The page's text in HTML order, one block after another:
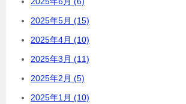
2025年5月 (15)
2025年4月 (10)
2025年3月 (11)
2025年2月 (5)
2025年1月 (10)